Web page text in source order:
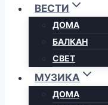
ВЕСТИ
ДОМА
БАЛКАН
СВЕТ
МУЗИКА
ДОМА